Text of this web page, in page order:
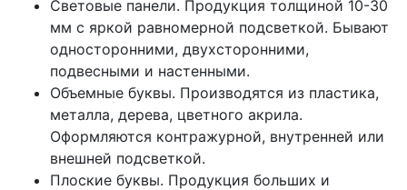
Световые панели. Продукция толщиной 10-30
мм с яркой равномерной подсветкой. Бывают
односторонними, двухсторонними,
подвесными и настенными.
Объемные буквы. Производятся из пластика,
металла, дерева, цветного акрила.
Оформляются контражурной, внутренней или
внешней подсветкой.
Плоские буквы. Продукция больших и